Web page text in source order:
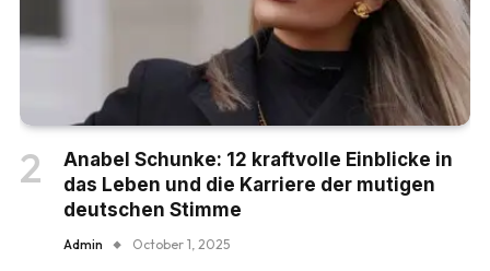
Anabel Schunke: 12 kraftvolle Einblicke in
das Leben und die Karriere der mutigen
deutschen Stimme
Admin October 1, 2025